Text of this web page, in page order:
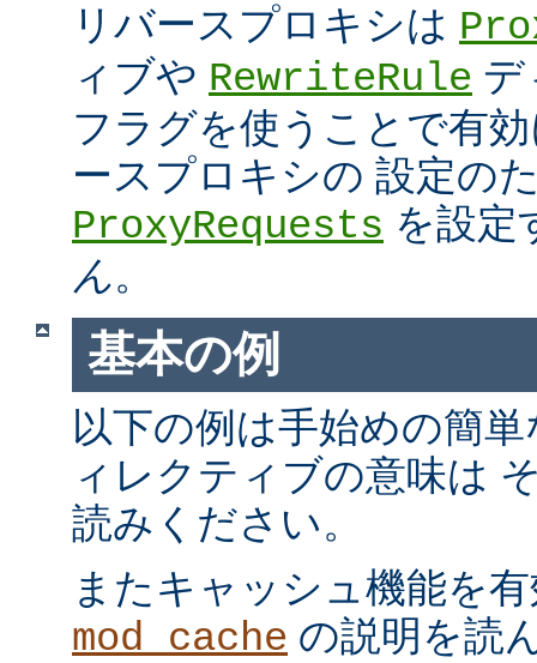
リバースプロキシは
ィブや RewriteRule
フラグを使うことで有
ースプロキシの 設定の
ProxyRequests を設定
ん。
基本の例
以下の例は手始めの簡
ィレクティブの意味は
読みください。
またキャッシュ機能を
mod_cache の説明を読